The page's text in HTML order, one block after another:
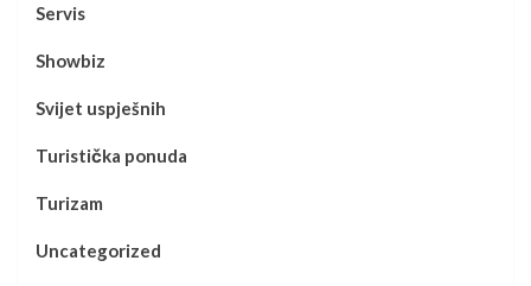
Servis
Showbiz
Svijet uspješnih
Turistička ponuda
Turizam
Uncategorized